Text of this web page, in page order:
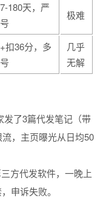
180天，严
极难
扣36分，多
几乎
无解
发了3篇代发笔记（带
，主页曝光从日均50
方代发软件，一晚上
申诉失败。